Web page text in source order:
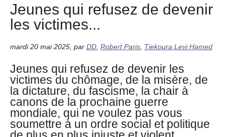
Jeunes qui refusez de devenir
les victimes...
mardi 20 mai 2025 par DD Robert Paris Tiekoura Levi Hamed
Jeunes qui refusez de devenir les
victimes du chômage, de la misère, de
la dictature, du fascisme, la chair à
canons de la prochaine guerre
mondiale, qui ne voulez pas vous
soumettre à un ordre social et politique